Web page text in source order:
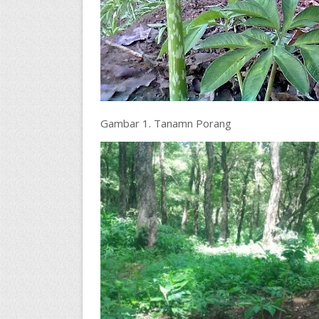
Gambar 1. Tanamn Porang